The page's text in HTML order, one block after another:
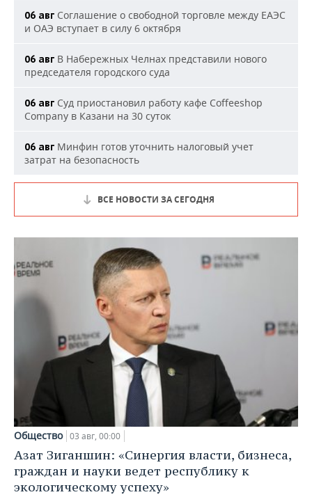
06 авг Соглашение о свободной торговле между ЕАЭС
и ОАЭ вступает в силу 6 октября
06 авг В Набережных Челнах представили нового
председателя городского суда
06 авг Суд приостановил работу кафе Coffeeshop
Company в Казани на 30 суток
06 авг Минфин готов уточнить налоговый учет
затрат на безопасность
ВСЕ НОВОСТИ ЗА СЕГОДНЯ
Общество 03 авг, 00:00
Азат Зиганшин: «Синергия власти, бизнеса,
граждан и науки ведет республику к
экологическому успеху»